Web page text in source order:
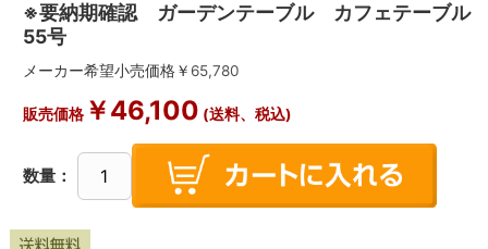
※要納期確認 ガーデンテーブル カフェテーブル
55号
メーカー希望小売価格￥ 65,780
販売価格￥46,100 (送料、税込)
数量：